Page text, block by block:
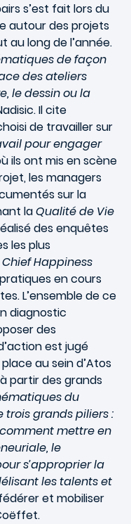
s’est fait lors du
autour des projets
au long de l’année.
de façon
des ateliers
le dessin ou la
Il cite
de travailler sur
pour engager
ils ont mis en scène
les managers
sur la
laQualité de Vie
des enquêtes
les plus
Chief Happiness
en cours
L’ensemble de ce
diagnostic
des
est jugé
au sein d’Atos
partir des grands
du
trois grands piliers :
mettre en
le
s’approprier la
les talents et
et mobiliser